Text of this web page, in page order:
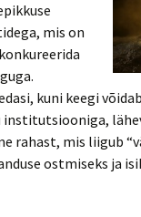
mis on
kuni keegi
rahast, mis liigub
ostmiseks ja